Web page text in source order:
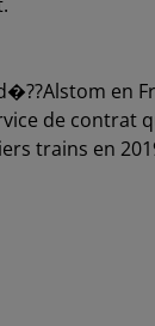
en
de contrat
trains en